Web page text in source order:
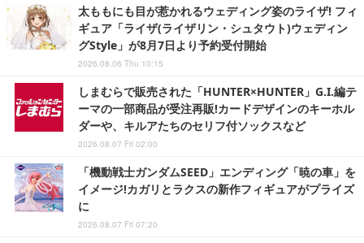
太ももにも目が惹かれるウェディング姿のライザ! フィ
ギュア「ライザ(ライザリン・シュタウト)ウェディン
グStyle」が8月7日より予約受付開始
2026.08.06 Thu 10:15
しまむらで販売された「HUNTER×HUNTER」G.I.編テ
ーマの一部商品が受注再販!カードデザインのキーホル
ダーや、キルアたちのセリフ付ソックスなど
2026.08.07 Fri 02:00
「機動戦士ガンダムSEED」エンディング「暁の車」を
イメージ!カガリとラクスの新作フィギュアがプライズ
に
2026.08.07 Fri 07:20